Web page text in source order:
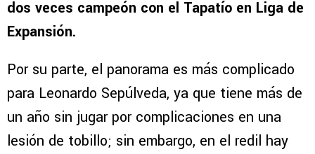
dos veces campeón con el Tapatío en Liga de
Expansión.
Por su parte, el panorama es más complicado
para Leonardo Sepúlveda, ya que tiene más de
un año sin jugar por complicaciones en una
lesión de tobillo; sin embargo, en el redil hay